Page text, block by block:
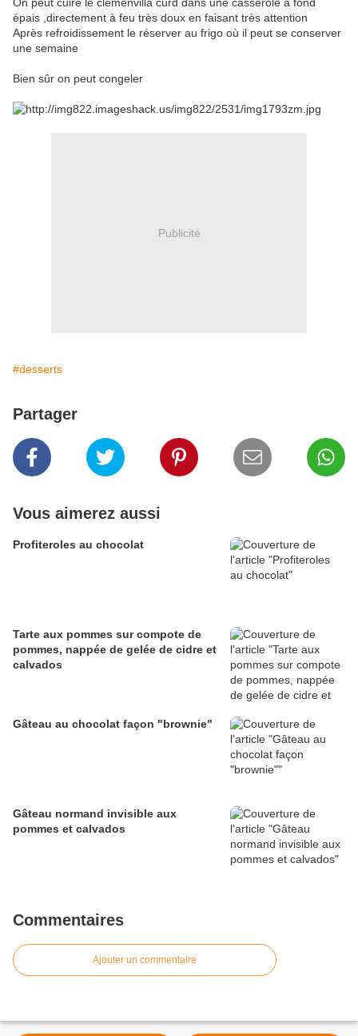
épais ,directement à feu très doux en faisant très attention
Après refroidissement le réserver au frigo où il peut se conserver
une semaine
Bien sûr on peut congeler
Publicité
#desserts
Partager
Vous aimerez aussi
Profiteroles au chocolat
Tarte aux pommes sur compote de
pommes, nappée de gelée de cidre et
calvados
Gâteau au chocolat façon "brownie"
Gâteau normand invisible aux
pommes et calvados
Commentaires
Ajouter un commentaire